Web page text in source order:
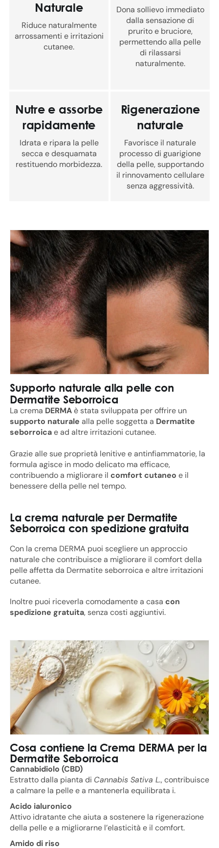
Naturale
Riduce naturalmente
arrossamenti e irritazioni
cutanee.
Dona sollievo immediato
dalla sensazione di
prurito e bruciore,
permettendo alla pelle
di rilassarsi
naturalmente.
Nutre e assorbe
rapidamente
Idrata e ripara la pelle
secca e desquamata
restituendo morbidezza.
Rigenerazione
naturale
Favorisce il naturale
processo di guarigione
della pelle, supportando
il rinnovamento cellulare
senza aggressività.
Supporto naturale alla pelle con
Dermatite Seborroica
La crema DERMAè stata sviluppata per offrire un
supporto naturale alla pelle soggetta a Dermatite
seborroicae ad altre irritazioni cutanee.
Grazie alle sue proprietà lenitive e antinfiammatorie, la
formula agisce in modo delicato ma efficace,
contribuendo a migliorare il comfort cutaneo e il
benessere della pelle nel tempo.
La crema naturale per Dermatite
Seborroica con spedizione gratuita
Con la crema DERMA puoi scegliere un approccio
naturale che contribuisce a migliorare il comfort della
pelle affetta da Dermatite seborroica e altre irritazioni
cutanee.
Inoltre puoi riceverla comodamente a casa con
spedizione gratuita, senza costi aggiuntivi.
Cosa contiene la Crema DERMA per la
Dermatite Seborroica
Cannabidiolo (CBD)
Estratto dalla pianta di Cannabis Sativa L., contribuisce
a calmare la pelle e a mantenerla equilibrata i.
Acido ialuronico
Attivo idratante che aiuta a sostenere la rigenerazione
della pelle e a migliorarne l’elasticità e il comfort.
Amido di riso